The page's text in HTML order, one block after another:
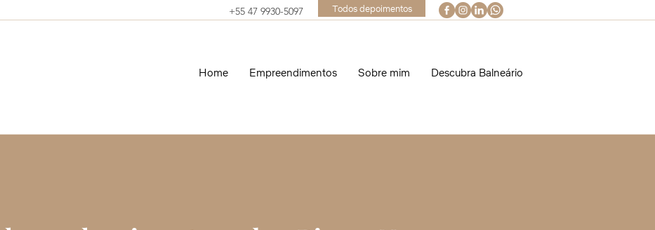
+55 47 9930-5097 Todos depoimentos
Home Empreendimentos Sobre mim Descubra Balneário